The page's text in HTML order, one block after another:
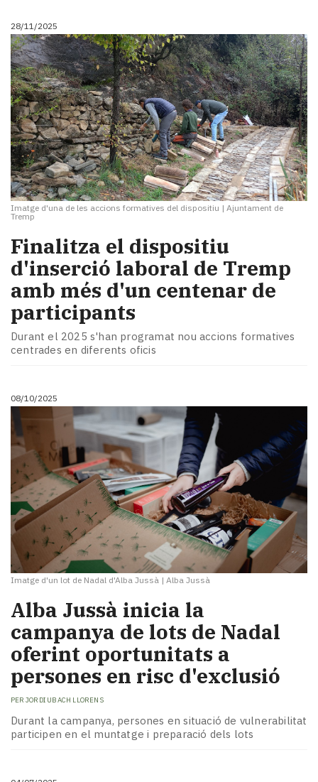
28/11/2025
Imatge d'una de les accions formatives del dispositiu | Ajuntament de
Tremp
Finalitza el dispositiu
d'inserció laboral de Tremp
amb més d'un centenar de
participants
Durant el 2025 s'han programat nou accions formatives
centrades en diferents oficis
08/10/2025
Imatge d'un lot de Nadal d'Alba Jussà | Alba Jussà
​Alba Jussà inicia la
campanya de lots de Nadal
oferint oportunitats a
persones en risc d'exclusió
PER JORDI UBACH LLORENS
Durant la campanya, persones en situació de vulnerabilitat
participen en el muntatge i preparació dels lots